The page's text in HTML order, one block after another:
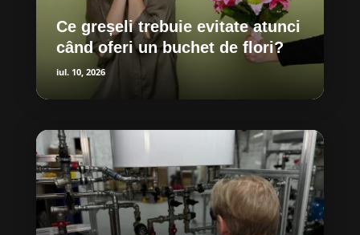
Ce greșeli trebuie evitate atunci
când oferi un buchet de flori?
iul. 10, 2026